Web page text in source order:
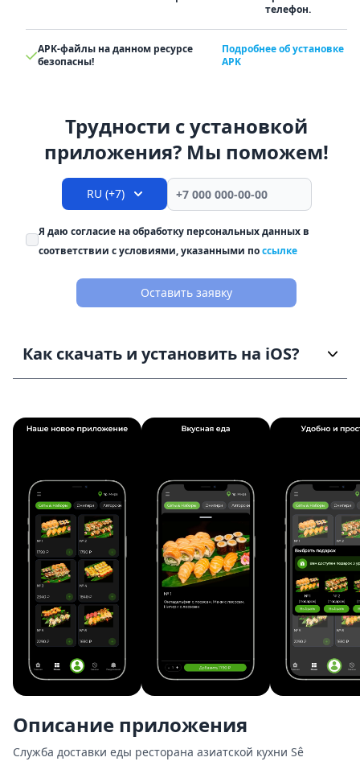
телефон.
APK-файлы на данном ресурсе
безопасны!
Подробнее об установке
APK
Трудности с установкой
приложения? Мы поможем!
RU (+7)
Я даю согласие на обработку персональных данных в
соответствии с условиями, указанными поссылке
Оставить заявку
Как скачать и установить на iOS?
Описание приложения
Служба доставки еды ресторана азиатской кухни Sê